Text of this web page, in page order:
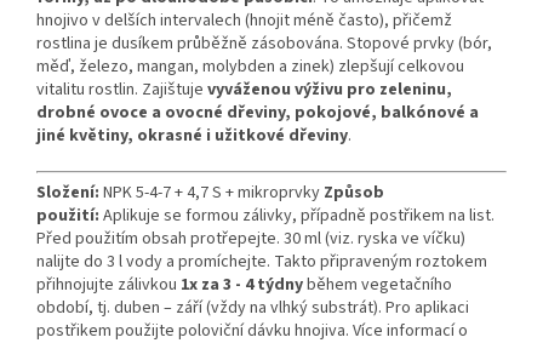
hnojivo v delších intervalech (hnojit méně často), přičemž
rostlina je dusíkem průběžně zásobována. Stopové prvky (bór,
měď, železo, mangan, molybden a zinek) zlepšují celkovou
vitalitu rostlin. Zajištuje vyváženou výživu pro zeleninu,
drobné ovoce a ovocné dřeviny, pokojové, balkónové a
jiné květiny, okrasné i užitkové dřeviny.
Složení: NPK 5-4-7 + 4,7 S + mikroprvky Způsob
použití: Aplikuje se formou zálivky, případně postřikem na list.
Před použitím obsah protřepejte. 30 ml (viz. ryska ve víčku)
nalijte do 3 l vody a promíchejte. Takto připraveným roztokem
přihnojujte zálivkou 1x za 3 - 4 týdnyběhem vegetačního
období, tj. duben – září (vždy na vlhký substrát). Pro aplikaci
postřikem použijte poloviční dávku hnojiva. Více informací o